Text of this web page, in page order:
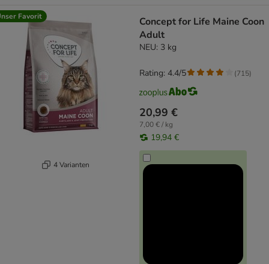
Favorit
4 Varianten
Concept for Life Maine Coon
Adult
NEU: 3 kg
20,99 €
7,00 € / kg
19,94 €
Rating: 4.4/5 (715)